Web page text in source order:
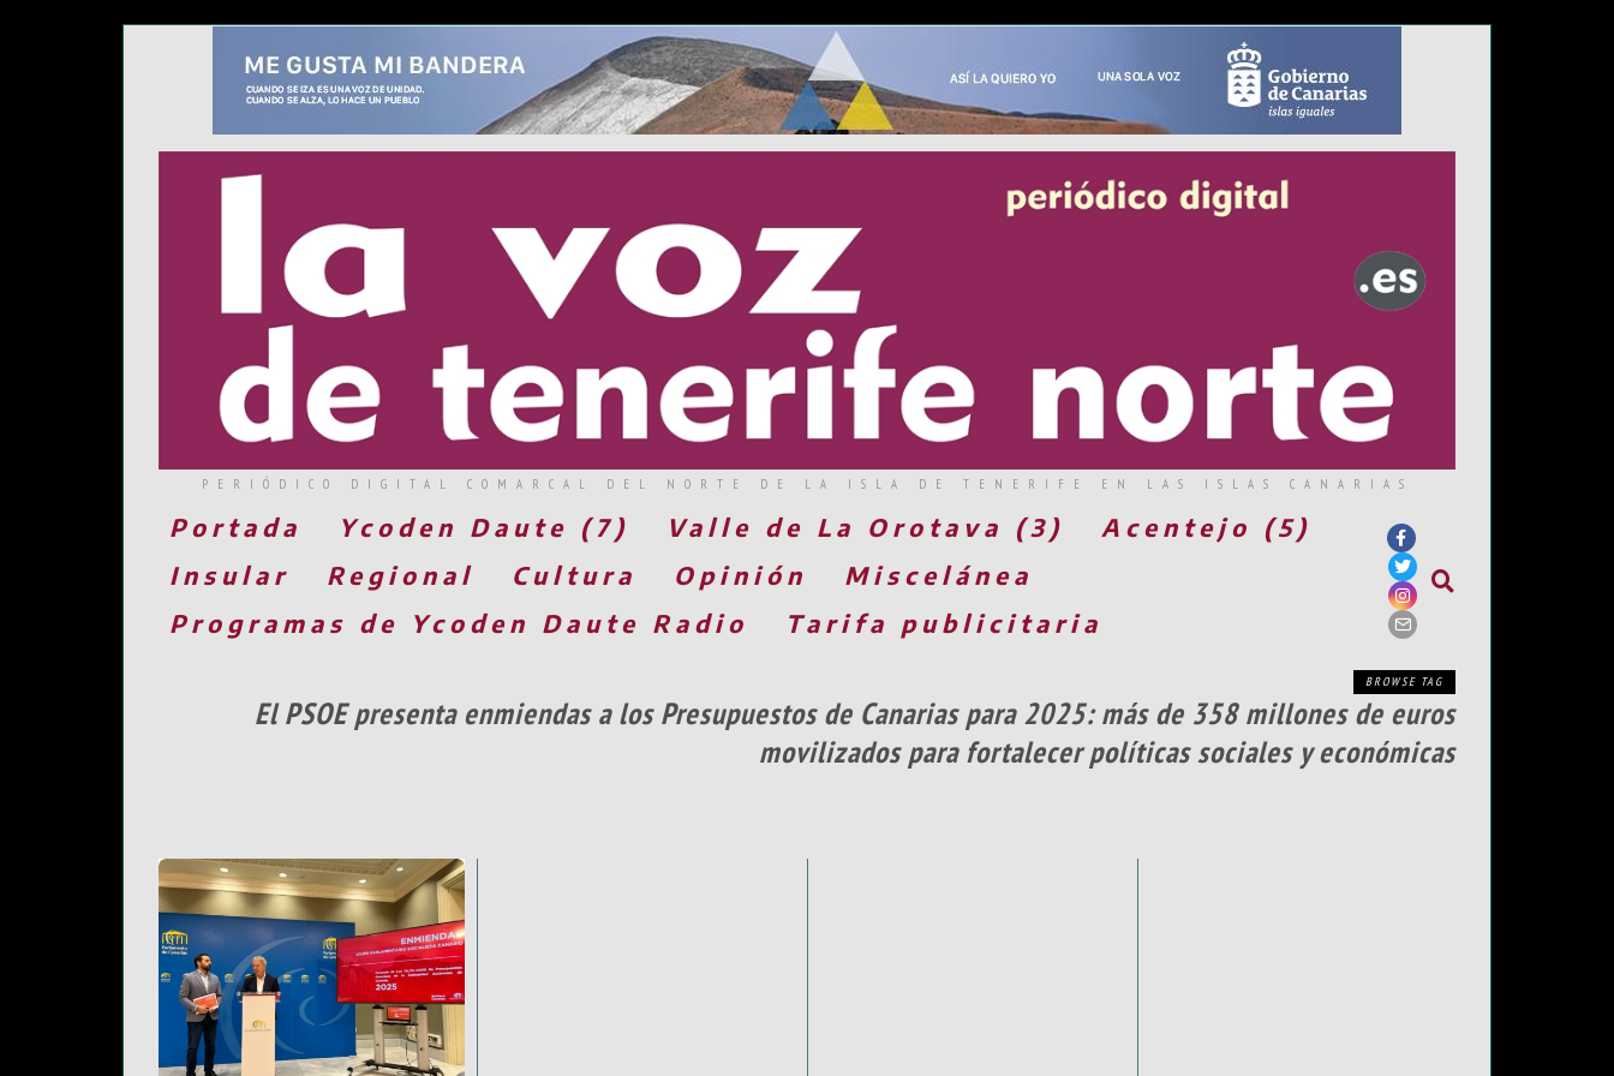
PERIÓDICO DIGITAL COMARCAL DEL NORTE DE LA ISLA DE TENERIFE EN LAS ISLAS CANARIAS
Portada Ycoden Daute (7) Valle de La Orotava (3)
Acentejo (5)
Insular
Regional Cultura Opinión
Miscelánea
Programas de Ycoden Daute Radio
Tarifa publicitaria
BROWSE TAG
El PSOE presenta enmiendas a los Presupuestos de Canarias para 2025: más de 358 millones de euros
movilizados para fortalecer políticas sociales y económicas